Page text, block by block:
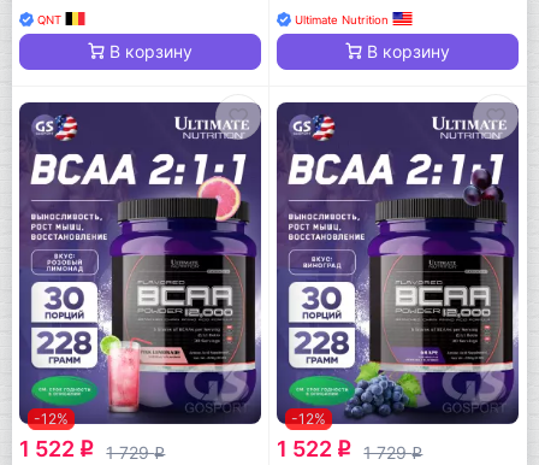
QNT
В корзину
Ultimate Nutrition
В корзину
-12%
1 522 q 1 729q
-12%
1 522 q 1 729q